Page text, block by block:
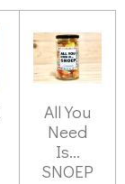
All You
Need
Is...
SNOEP